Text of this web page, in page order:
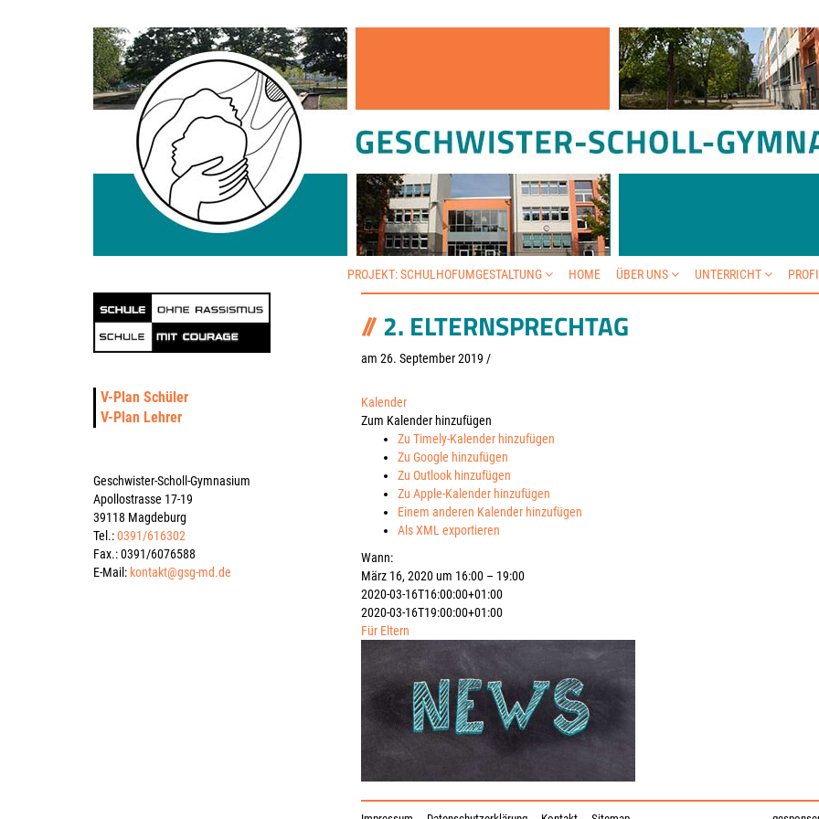
PROJEKT: SCHULHOFUMGESTALTUNG HOME ÜBER UNS UNTERRICHT
2. ELTERNSPRECHTAG
am 26. September 2019 /
Kalender
Zum Kalender hinzufügen
Zu Timely-Kalender hinzufügen
Zu Google hinzufügen
Zu Outlook hinzufügen
Zu Apple-Kalender hinzufügen
Einem anderen Kalender hinzufügen
Als XML exportieren
Wann:
März 16, 2020 um 16:00 – 19:00
2020-03-16T16:00:00+01:00
2020-03-16T19:00:00+01:00
Für Eltern
V-Plan Schüler
V-Plan Lehrer
Geschwister-Scholl-Gymnasium
Apollostrasse 17-19
39118 Magdeburg
Tel.:0391/616302
Fax.: 0391/6076588
E-Mail: kontakt@gsg-md.de